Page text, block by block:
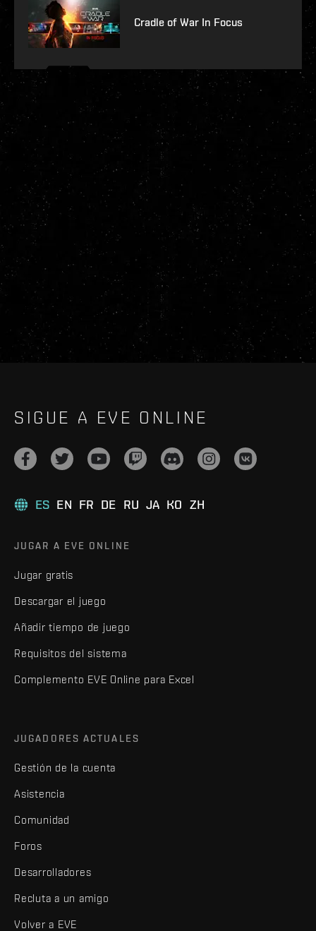
Cradle of War In Focus
SIGUE A EVE ONLINE
ES EN FR DE RU JA KO ZH
JUGAR A EVE ONLINE
Jugar gratis
Descargar el juego
Añadir tiempo de juego
Requisitos del sistema
Complemento EVE Online para Excel
JUGADORES ACTUALES
Gestión de la cuenta
Asistencia
Comunidad
Foros
Desarrolladores
Recluta a un amigo
Volver a EVE